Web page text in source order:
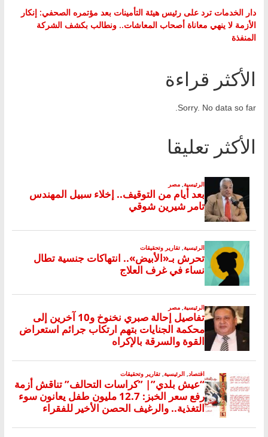
دار الخدمات ترد على رئيس هيئة التأمينات بعد مؤتمره الصحفي: إنكار
الأزمة لا ينهي معاناة أصحاب المعاشات.. ونطالب بكشف الشركة
المنفذة
الأكثر قراءة
Sorry. No data so far.
الأكثر تعليقا